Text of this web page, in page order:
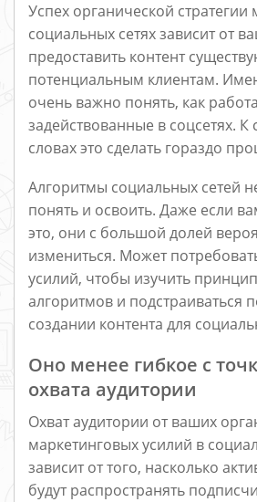
Успех органической стратегии
социальных сетях зависит от
предоставить контент
потенциальным клиентам.
очень важно понять, как
задействованные в соцсетях.
словах это сделать гораздо
Алгоритмы социальных сетей
понять и освоить. Даже если
это, они с большой долей
измениться. Может
усилий, чтобы изучить
алгоритмов и подстраиваться
создании контента для
Оно менее гибкое с
охвата аудитории
Охват аудитории от ваших
маркетинговых усилий в
зависит от того, насколько
будут распространять